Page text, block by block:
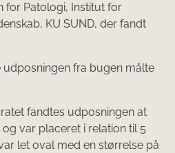
for Patologi, Institut for
KU SUND, der fandt
fra bugen målte
fandtes udposningen at
var placeret i relation til 5
let oval med en størrelse på